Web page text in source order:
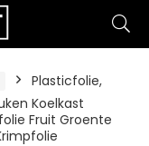
Plasticfolie,
Koelkast
Fruit Groente